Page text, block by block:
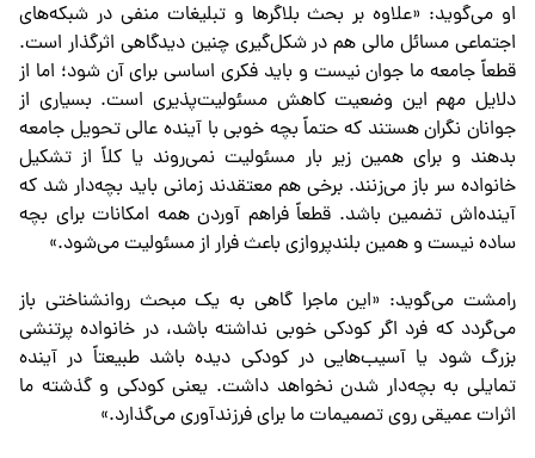
او می‌گوید: «علاوه بر بحث بلاگرها و تبلیغات منفی در شبکه‌های
اجتماعی مسائل مالی هم در شکل‌گیری چنین دیدگاهی اثرگذار است.
قطعاً جامعه ما جوان نیست و باید فکری اساسی برای آن شود؛ اما از
دلایل مهم این وضعیت کاهش مسئولیت‌پذیری است. بسیاری از
جوانان نگران هستند که حتماً بچه خوبی با آینده عالی تحویل جامعه
بدهند و برای همین زیر بار مسئولیت نمی‌روند یا کلاً از تشکیل
خانواده سر باز می‌زنند. برخی هم معتقدند زمانی باید بچه‌دار شد که
آینده‌اش تضمین باشد. قطعاً فراهم آوردن همه امکانات برای بچه
ساده نیست و همین بلندپروازی باعث فرار از مسئولیت می‌شود.»
رامشت می‌گوید: «این ماجرا گاهی به یک مبحث روانشناختی باز
می‌گردد که فرد اگر کودکی خوبی نداشته باشد، در خانواده پرتنشی
بزرگ شود یا آسیب‌هایی در کودکی دیده باشد طبیعتاً در آینده
تمایلی به بچه‌دار شدن نخواهد داشت. یعنی کودکی و گذشته ما
اثرات عمیقی روی تصمیمات ما برای فرزندآوری می‌گذارد.»